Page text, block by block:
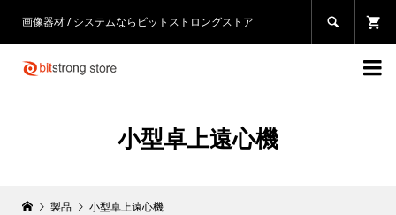
画像器材 / システムならビットストロングストア 

小型卓上遠心機
製品 小型卓上遠心機